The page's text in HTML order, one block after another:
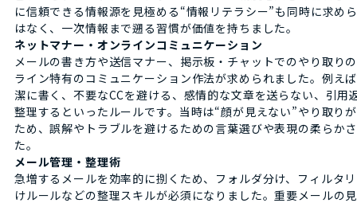
に信頼できる情報源を見極める“情報リテラシー”も同時に求め
はなく、一次情報まで遡る習慣が価値を持ちました。
ネットマナー・オンラインコミュニケーション
メールの書き方や送信マナー、掲示板・チャットでのやり取り
ライン特有のコミュニケーション作法が求められました。例え
潔に書く、不要なCCを避ける、感情的な文章を送らない、引用
整理するといったルールです。当時は“顔が見えない”やり取り
ため、誤解やトラブルを避けるための言葉選びや表現の柔らか
た。
メール管理・整理術
急増するメールを効率的に捌くため、フォルダ分け、フィルタ
けルールなどの整理スキルが必須になりました。重要メールの